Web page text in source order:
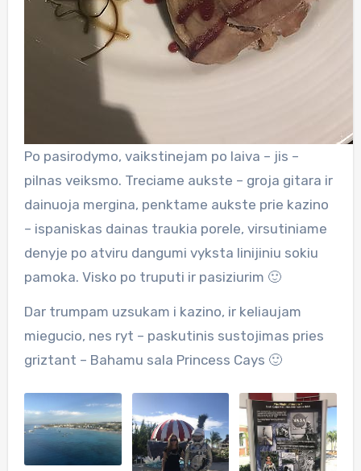
Po pasirodymo, vaikstinejam po laiva – jis –
pilnas veiksmo. Treciame aukste – groja gitara ir
dainuoja mergina, penktame aukste prie kazino
– ispaniskas dainas traukia porele, virsutiniame
denyje po atviru dangumi vyksta linijiniu sokiu
pamoka. Visko po truputi ir pasiziurim 🙂
Dar trumpam uzsukam i kazino, ir keliaujam
miegucio, nes ryt – paskutinis sustojimas pries
griztant – Bahamu sala Princess Cays 🙂